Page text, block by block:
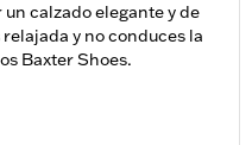
calzado elegante y de
y no conduces la
Baxter Shoes.